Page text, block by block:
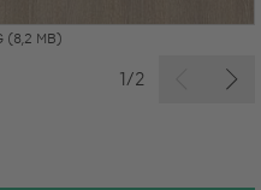
(8,2 MB)
1/2